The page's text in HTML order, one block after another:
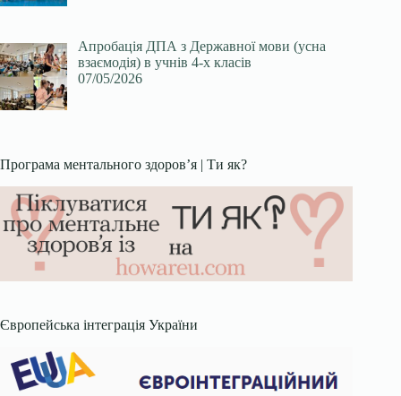
Апробація ДПА з Державної мови (усна
взаємодія) в учнів 4-х класів
07/05/2026
Програма ментального здоров’я | Ти як?
Європейська інтеграція України